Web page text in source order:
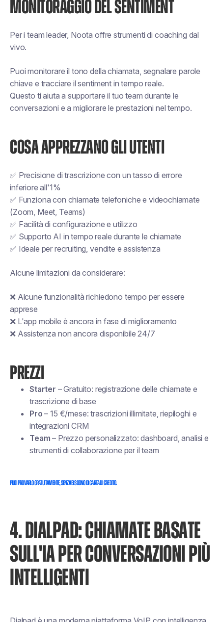
MONITORAGGIO DEL SENTIMENT
Per i team leader, Noota offre strumenti di coaching dal
vivo.
Puoi monitorare il tono della chiamata, segnalare parole
chiave e tracciare il sentiment in tempo reale.
Questo ti aiuta a supportare il tuo team durante le
conversazioni e a migliorare le prestazioni nel tempo.
COSA APPREZZANO GLI UTENTI
✅ Precisione di trascrizione con un tasso di errore
inferiore all'1%
✅ Funziona con chiamate telefoniche e videochiamate
(Zoom, Meet, Teams)
✅ Facilità di configurazione e utilizzo
✅ Supporto AI in tempo reale durante le chiamate
✅ Ideale per recruiting, vendite e assistenza
Alcune limitazioni da considerare:
❌ Alcune funzionalità richiedono tempo per essere
apprese
❌ L'app mobile è ancora in fase di miglioramento
❌ Assistenza non ancora disponibile 24/7
PREZZI
Starter – Gratuito: registrazione delle chiamate e
trascrizione di base
Pro – 15 €/mese: trascrizioni illimitate, riepiloghi e
integrazioni CRM
Team – Prezzo personalizzato: dashboard, analisi e
strumenti di collaborazione per il team
Puoi provarlo gratuitamente, senza bisogno di carta di credito.
4. DIALPAD: CHIAMATE BASATE
SULL'IA PER CONVERSAZIONI PIÙ
INTELLIGENTI